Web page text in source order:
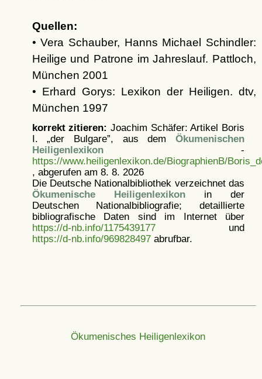
Quellen:
• Vera Schauber, Hanns Michael Schindler:
Heilige und Patrone im Jahreslauf. Pattloch,
München 2001
• Erhard Gorys: Lexikon der Heiligen. dtv,
München 1997
korrekt zitieren: Joachim Schäfer: Artikel Boris
I. „der Bulgare”, aus dem Ökumenischen
Heiligenlexikon-
https://www.heiligenlexikon.de/BiographienB/
, abgerufen am 8. 8. 2026
Die Deutsche Nationalbibliothek verzeichnet das
Ökumenische Heiligenlexikonin der
Deutschen Nationalbibliografie; detaillierte
bibliografische Daten sind im Internet über
https://d-nb.info/1175439177und
https://d-nb.info/969828497abrufbar.
Ökumenisches Heiligenlexikon